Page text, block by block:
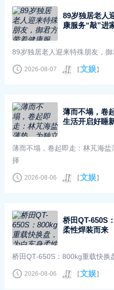
89岁独居老人
康服务“敲”进
89岁独居老人迎来特殊朋友，
2026-08-07 【文娱】
薄而不塌，卷
生活开启好睡
薄而不塌，卷起即走：林芃海
择
2026-08-06 【文娱】
桥田QT-650S
柔性焊装而来
桥田QT-650S：800kg重载快换
2026-08-06 【文娱】